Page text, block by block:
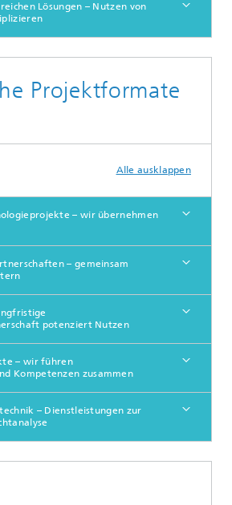
Lösungen – Nutzen von
Projektformate
Alle ausklappen
– wir übernehmen
– gemeinsam
potenziert Nutzen
– wir führen
Kompetenzen zusammen
– Dienstleistungen zur